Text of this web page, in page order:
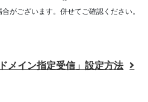
がございます。併せてご確認ください。
メイン指定受信」設定方法